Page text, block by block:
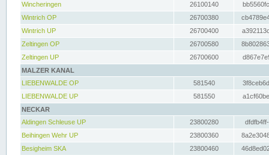
Wincheringen
26100140
Wintrich OP
26700380
Wintrich UP
26700400
Zeltingen OP
26700580
Zeltingen UP
26700600
MALZER KANAL
LIEBENWALDE OP
581540
LIEBENWALDE UP
581550
NECKAR
Aldingen Schleuse UP
23800280
Beihingen Wehr UP
23800360
Besigheim SKA
23800460